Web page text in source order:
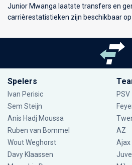
Junior Mwanga laatste transfers en
carrièrestatistieken zijn beschikbaar
Spelers
Ivan Perisic
Sem Steijn
Anis Hadj Moussa
Ruben van Bommel
Wout Weghorst
Davy Klaassen
PSV
AZ
Ajax